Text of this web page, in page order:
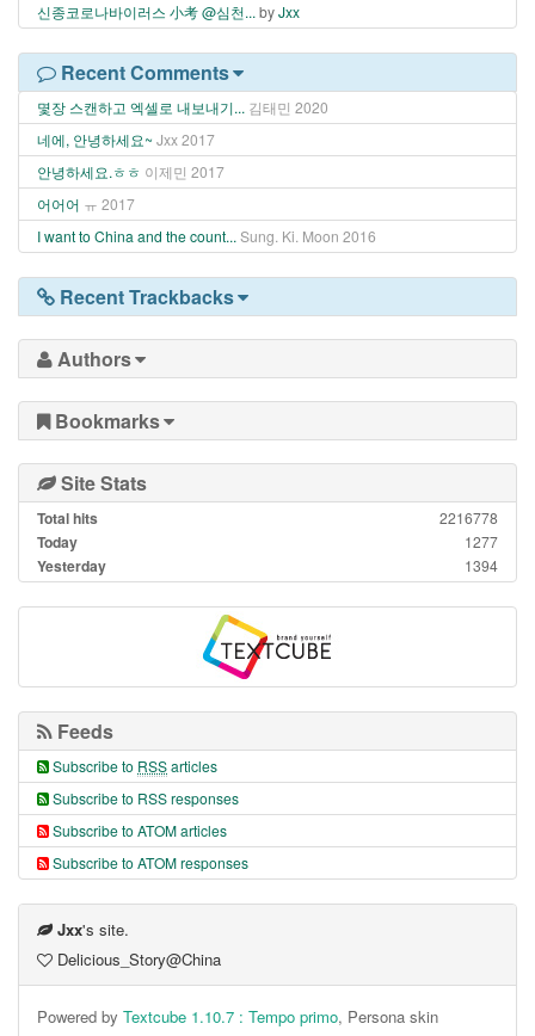
신종코로나바이러스 小考 @심천... byJxx
Recent Comments
몇장 스캔하고 엑셀로 내보내기... 김태민 2020
네에, 안녕하세요~ Jxx2017
안녕하세요.ㅎㅎ 이제민 2017
어어어 ㅠ 2017
I want to China and the count... Sung. Ki. Moon 2016
Recent Trackbacks
Authors
Bookmarks
Site Stats
Total hits 2216778
Today 1277
Yesterday 1394
Feeds
Subscribe to RSSarticles
Subscribe to RSS responses
Subscribe to ATOM articles
Subscribe to ATOM responses
Jxx's site.
Delicious_Story@China
Powered by Textcube 1.10.7 : Tempo primo, Persona skin